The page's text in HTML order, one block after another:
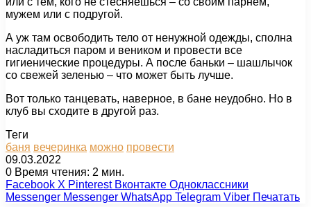
мужем или с подругой.
А уж там освободить тело от ненужной одежды, сполна
насладиться паром и веником и провести все
гигиенические процедуры. А после баньки – шашлычок
со свежей зеленью – что может быть лучше.
Вот только танцевать, наверное, в бане неудобно. Но в
клуб вы сходите в другой раз.
Теги
баня вечеринка можно провести
09.03.2022
0 Время чтения: 2 мин.
Facebook X Pinterest Вконтакте Одноклассники
Messenger Messenger WhatsApp Telegram Viber Печатать